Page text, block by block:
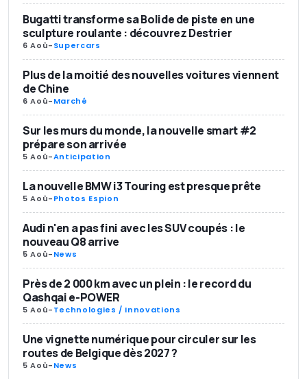
Bugatti transforme sa Bolide de piste en une
sculpture roulante : découvrez Destrier
6 Aoû-Supercars
Plus de la moitié des nouvelles voitures viennent
de Chine
6 Aoû-Marché
Sur les murs du monde, la nouvelle smart #2
prépare son arrivée
5 Aoû-Anticipation
La nouvelle BMW i3 Touring est presque prête
5 Aoû-Photos Espion
Audi n'en a pas fini avec les SUV coupés : le
nouveau Q8 arrive
5 Aoû-News
Près de 2 000 km avec un plein : le record du
Qashqai e-POWER
5 Aoû-Technologies / Innovations
Une vignette numérique pour circuler sur les
routes de Belgique dès 2027 ?
5 Aoû-News